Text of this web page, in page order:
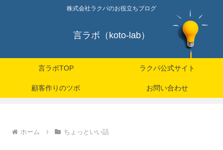
株式会社ラクパのお役立ちブログ
言ラボ（koto-lab）
言ラボTOP ラクパ公式サイト
顧客作りのツボ お問い合わせ
ホーム ちょっといい話